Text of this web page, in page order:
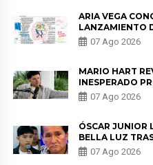
ARIA VEGA
LANZAMIENTO
07 Ago 2026
MARIO HART
INESPERADO
SALUD ANTES
KORINA: “ME
07 Ago 2026
ÓSCAR JUNIOR
BELLA LUZ
PADRE POR
NALDY SALDAÑA
07 Ago 2026